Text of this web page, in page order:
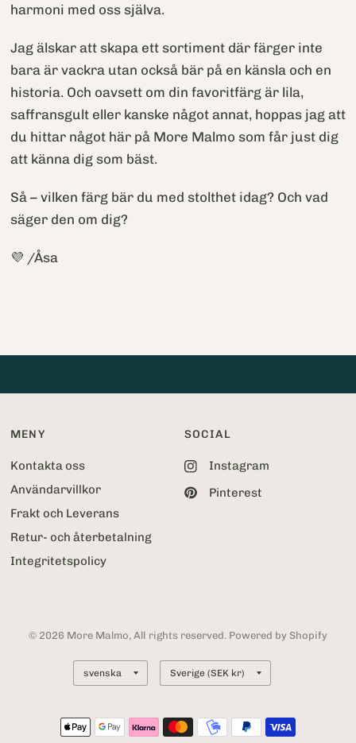
harmoni med oss själva.
Jag älskar att skapa ett sortiment där färger inte
bara är vackra utan också bär på en känsla och en
historia. Och oavsett om din favoritfärg är lila,
saffransgult eller kanske något annat, hoppas jag att
du hittar något här på More Malmo som får just dig
att känna dig som bäst.
Så – vilken färg bär du med stolthet idag? Och vad
säger den om dig?
💜 /Åsa
MENY
Kontakta oss
Användarvillkor
Frakt och Leverans
Retur- och återbetalning
Integritetspolicy
SOCIAL
Instagram
Pinterest
© 2026 More Malmo, All rights reserved. Powered by Shopify
Uppdatera
land
Uppdatera
land